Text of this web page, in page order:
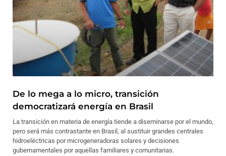
De lo mega a lo micro, transición
democratizará energía en Brasil
La transición en materia de energía tiende a diseminarse por el mundo,
pero será más contrastante en Brasil, al sustituir grandes centrales
hidroeléctricas por microgeneradoras solares y decisiones
gubernamentales por aquellas familiares y comunitarias.